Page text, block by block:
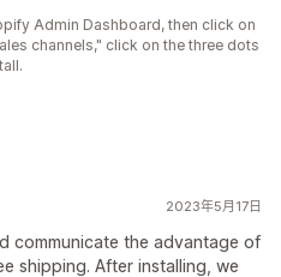
Admin Dashboard, then click on
channels," click on the three dots
2023年5月17日
communicate the advantage of
shipping. After installing, we